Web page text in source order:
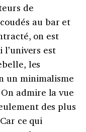
de
au bar et
on est
l’univers est
les
un minimalisme
admire la vue
des plus
ce qui